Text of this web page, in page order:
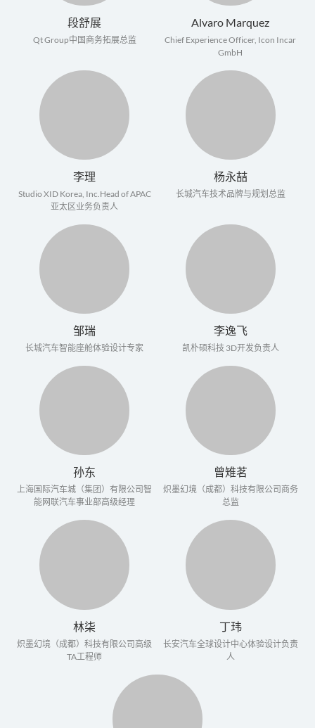
段舒展
Qt Group中国商务拓展总监
Alvaro Marquez
Chief Experience Officer, Icon Incar
GmbH
李理
Studio XID Korea, Inc.Head of APAC
亚太区业务负责人
杨永喆
长城汽车技术品牌与规划总监
邹瑞
长城汽车智能座舱体验设计专家
李逸飞
凯朴硕科技 3D开发负责人
孙东
上海国际汽车城（集团）有限公司智
能网联汽车事业部高级经理
曾雉茗
炽墨幻境（成都）科技有限公司商务
总监
林柒
炽墨幻境（成都）科技有限公司高级
TA工程师
丁玮
长安汽车全球设计中心体验设计负责
人